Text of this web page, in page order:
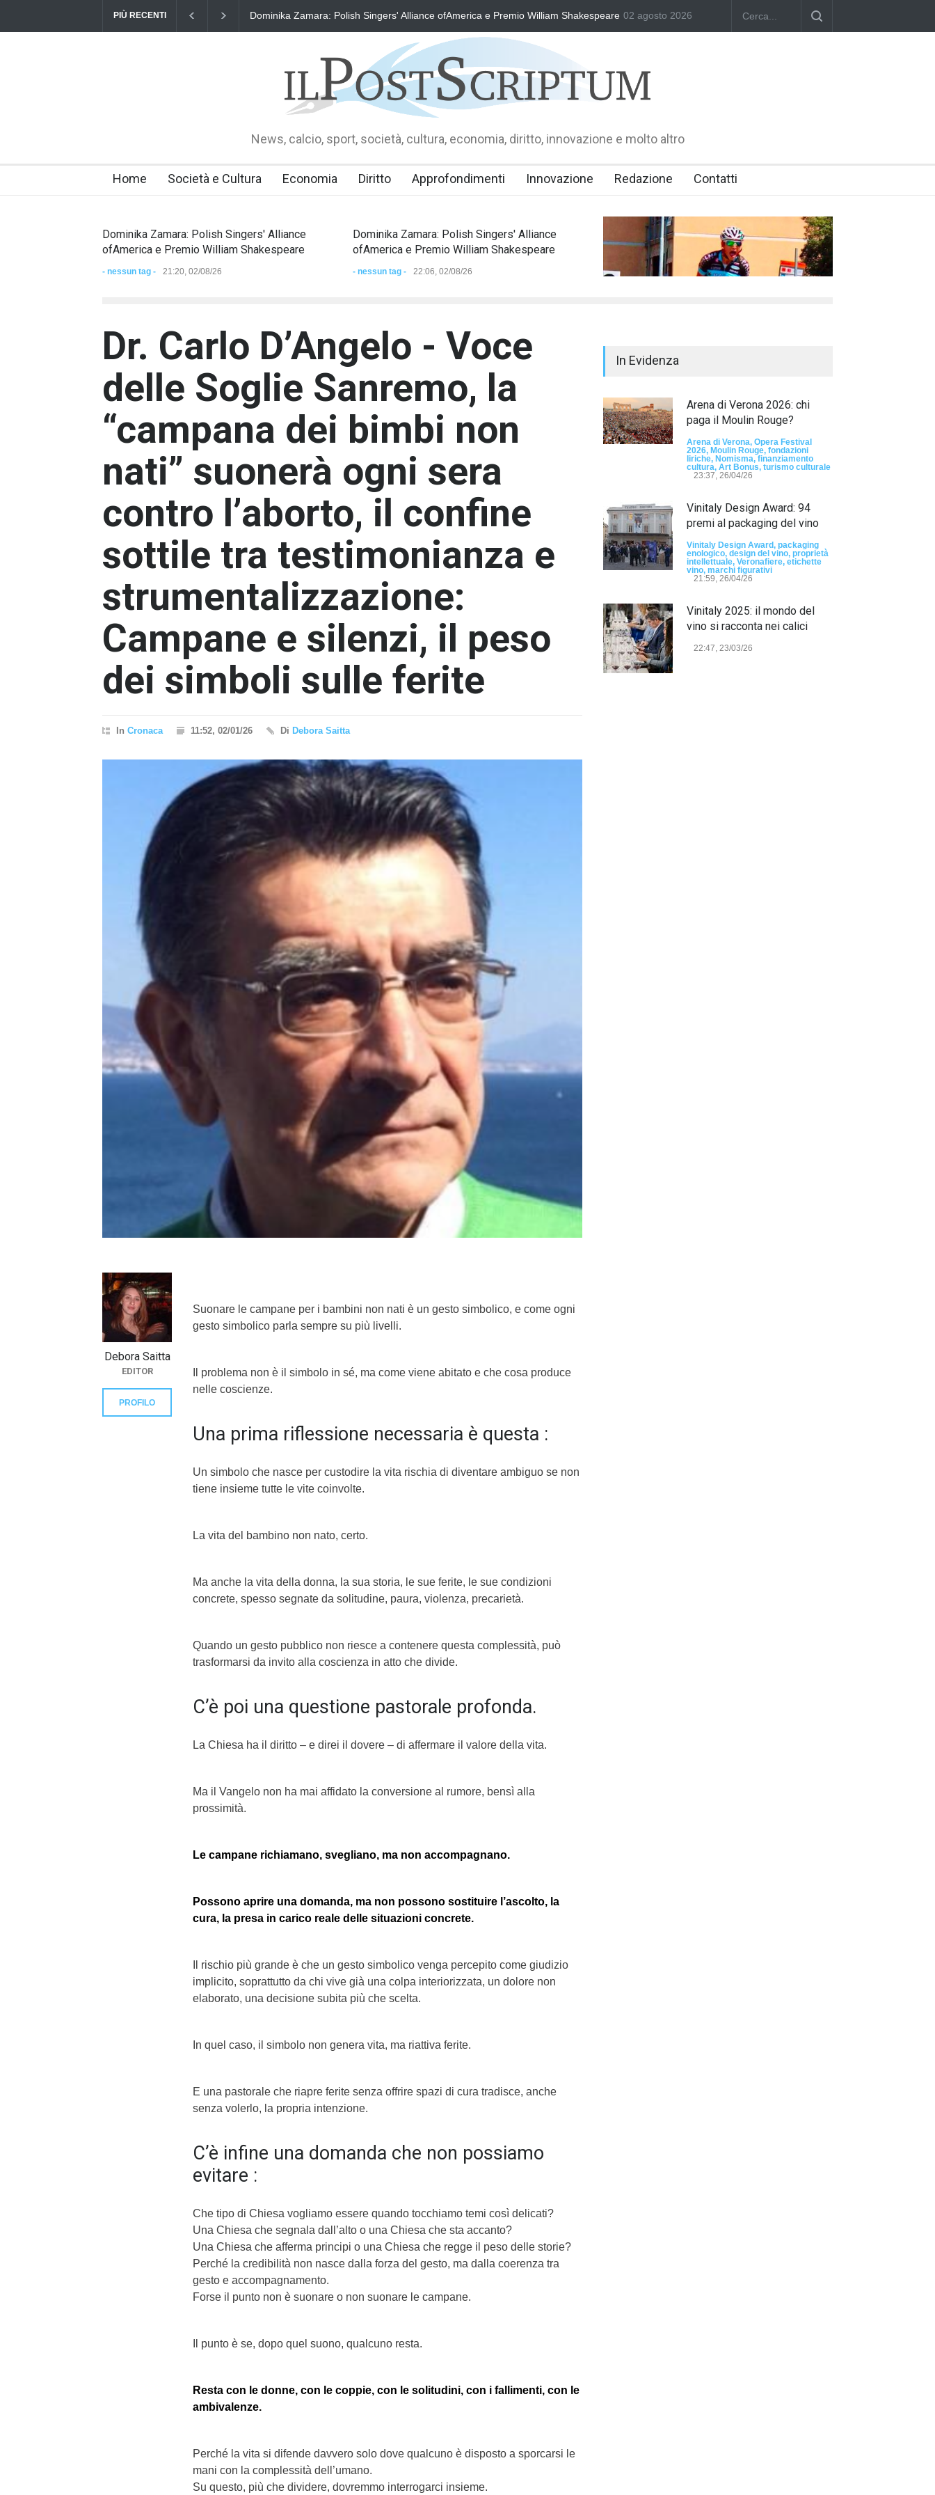
PIÙ RECENTI
Alliance ofAmerica e Premio William Shakespeare "Il Passaporto di Fausto Angelo Coppi" il Premio Internazionale, dedicato a Giovanni Iannelli RIMINI, PRIMO CONVEGNO NAZIONALE SUL TEMA
News, calcio, sport, società, cultura, economia, diritto, innovazione e molto altro
Home Società e Cultura Economia Diritto Approfondimenti Innovazione Redazione Contatti
Dominika Zamara: Polish Singers' Alliance
ofAmerica e Premio William Shakespeare
- nessun tag - 21:20, 02/08/26
Dominika Zamara: Polish Singers' Alliance
ofAmerica e Premio William Shakespeare
- nessun tag - 22:06, 02/08/26
"Il Passaporto di Fausto Angelo Coppi" il
Premio Internazionale, dedicato a Giovanni
- nessun tag - 23:24, 24/07/26
Dr. Carlo D’Angelo - Voce
delle Soglie Sanremo, la
“campana dei bimbi non
nati” suonerà ogni sera
contro l’aborto, il confine
sottile tra testimonianza e
strumentalizzazione:
Campane e silenzi, il peso
dei simboli sulle ferite
In Cronaca 11:52, 02/01/26 Di Debora Saitta
Suonare le campane per i bambini non nati è un gesto simbolico, e come ogni
gesto simbolico parla sempre su più livelli.
Il problema non è il simbolo in sé, ma come viene abitato e che cosa produce
nelle coscienze.
Una prima riflessione necessaria è questa :
Un simbolo che nasce per custodire la vita rischia di diventare ambiguo se non
tiene insieme tutte le vite coinvolte.
La vita del bambino non nato, certo.
Ma anche la vita della donna, la sua storia, le sue ferite, le sue condizioni
concrete, spesso segnate da solitudine, paura, violenza, precarietà.
Quando un gesto pubblico non riesce a contenere questa complessità, può
trasformarsi da invito alla coscienza in atto che divide.
C’è poi una questione pastorale profonda.
La Chiesa ha il diritto – e direi il dovere – di affermare il valore della vita.
Ma il Vangelo non ha mai affidato la conversione al rumore, bensì alla
prossimità.
Le campane richiamano, svegliano, ma non accompagnano.
Possono aprire una domanda, ma non possono sostituire l’ascolto, la
cura, la presa in carico reale delle situazioni concrete.
Il rischio più grande è che un gesto simbolico venga percepito come giudizio
implicito, soprattutto da chi vive già una colpa interiorizzata, un dolore non
elaborato, una decisione subita più che scelta.
In quel caso, il simbolo non genera vita, ma riattiva ferite.
E una pastorale che riapre ferite senza offrire spazi di cura tradisce, anche
senza volerlo, la propria intenzione.
C’è infine una domanda che non possiamo
evitare :
Che tipo di Chiesa vogliamo essere quando tocchiamo temi così delicati?
Una Chiesa che segnala dall’alto o una Chiesa che sta accanto?
Una Chiesa che afferma principi o una Chiesa che regge il peso delle storie?
Perché la credibilità non nasce dalla forza del gesto, ma dalla coerenza tra
gesto e accompagnamento.
Forse il punto non è suonare o non suonare le campane.
Il punto è se, dopo quel suono, qualcuno resta.
Resta con le donne, con le coppie, con le solitudini, con i fallimenti, con le
ambivalenze.
Perché la vita si difende davvero solo dove qualcuno è disposto a sporcarsi le
mani con la complessità dell’umano.
Su questo, più che dividere, dovremmo interrogarci insieme.
Debora Saitta
EDITOR
PROFILO
In Evidenza
Arena di Verona 2026: chi
paga il Moulin Rouge?
Arena di Verona, Opera Festival
2026, Moulin Rouge, fondazioni
liriche, Nomisma, finanziamento
cultura, Art Bonus, turismo culturale
23:37, 26/04/26
Vinitaly Design Award: 94
premi al packaging del vino
Vinitaly Design Award, packaging
enologico, design del vino, proprietà
intellettuale, Veronafiere, etichette
vino, marchi figurativi
21:59, 26/04/26
Vinitaly 2025: il mondo del
vino si racconta nei calici
22:47, 23/03/26